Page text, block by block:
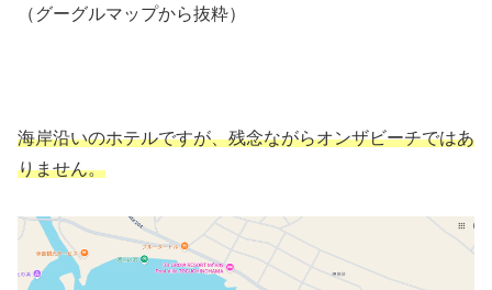
（グーグルマップから抜粋）
海岸沿いのホテルですが、残念ながらオンザビーチではあ
りません。